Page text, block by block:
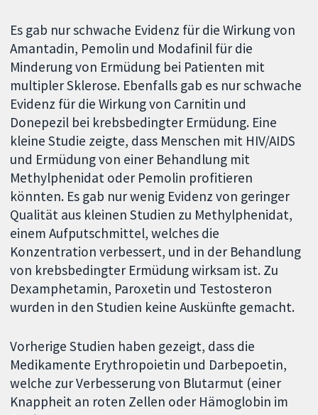
Es gab nur schwache Evidenz für die Wirkung von
Amantadin, Pemolin und Modafinil für die
Minderung von Ermüdung bei Patienten mit
multipler Sklerose. Ebenfalls gab es nur schwache
Evidenz für die Wirkung von Carnitin und
Donepezil bei krebsbedingter Ermüdung. Eine
kleine Studie zeigte, dass Menschen mit HIV/AIDS
und Ermüdung von einer Behandlung mit
Methylphenidat oder Pemolin profitieren
könnten. Es gab nur wenig Evidenz von geringer
Qualität aus kleinen Studien zu Methylphenidat,
einem Aufputschmittel, welches die
Konzentration verbessert, und in der Behandlung
von krebsbedingter Ermüdung wirksam ist. Zu
Dexamphetamin, Paroxetin und Testosteron
wurden in den Studien keine Auskünfte gemacht.
Vorherige Studien haben gezeigt, dass die
Medikamente Erythropoietin und Darbepoetin,
welche zur Verbesserung von Blutarmut (einer
Knappheit an roten Zellen oder Hämoglobin im